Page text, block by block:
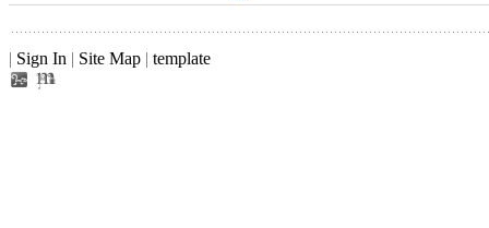
| Sign In | Site Map | template